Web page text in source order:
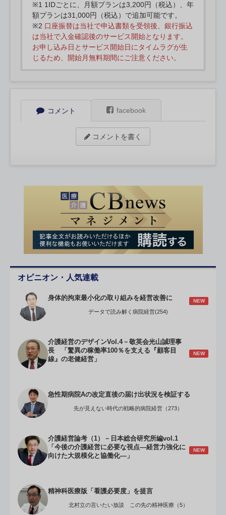
※1 1IDごとに、月額プランは3,200円（税込）、年
額プランは31,000円（税込）で追加可能です。
※2 口座振替は当社で申込書類を受領後、銀行振込
は当社で入金確認後のサービス開始となります。
お申し込み日とサービス開始日にタイムラグが生
じるため、開始月無料期間にご注意ください。
コメント facebook
コメントを書く
オピニオン・人気連載
身体的拘束最小化の取り組みを経営改善に NEW
データで読み解く病院経営(254)
介護経営のデザインVol.4－敬英会光山誠理事
長 「驚異の稼働率100％を支える『顧客目
線』の老健経営」
NEW
急性期病院Aの改定直後の届け出状況を検証する
先が見えない時代の戦略的病院経営（273）
介護経営論考（1）－日本総合研究所編vol.1
「今後の介護経営に必要な視点―経営力強化に
向けた大規模化と協働化―」
NEW
精神科医療版「看護必要度」を提言
北村立の言いたい放談 この先の精神医療（5）